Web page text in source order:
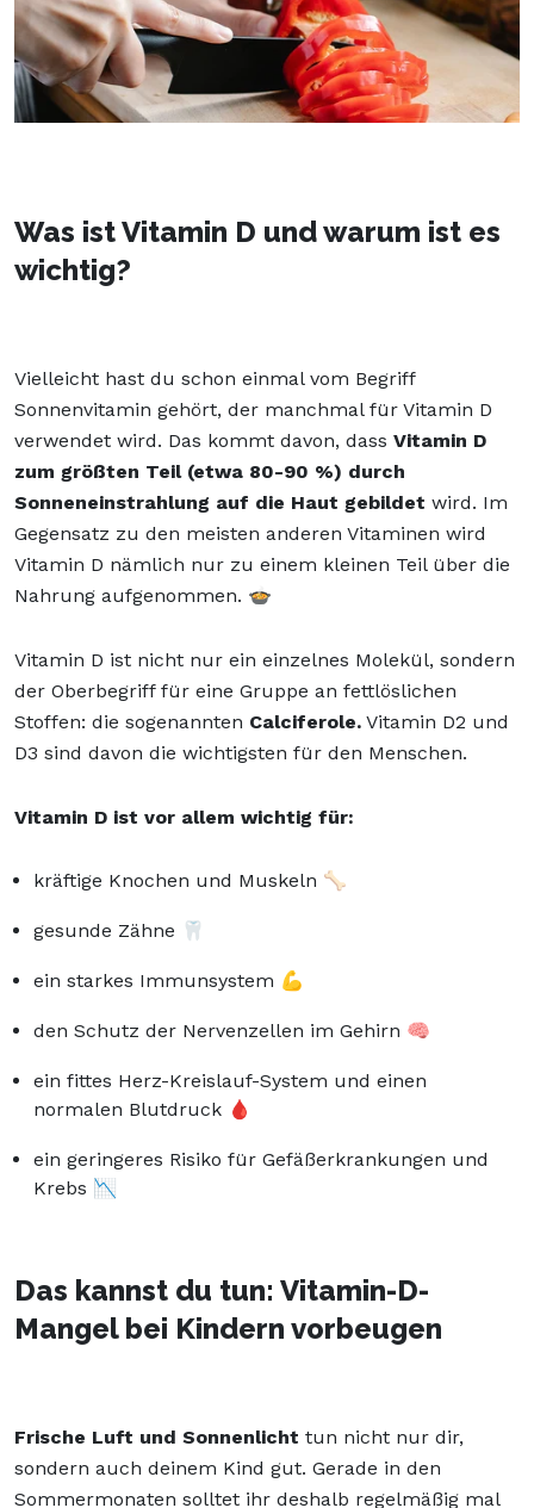
Was ist Vitamin D und warum ist es
wichtig?
Vielleicht hast du schon einmal vom Begriff
Sonnenvitamin gehört, der manchmal für Vitamin D
verwendet wird. Das kommt davon, dass Vitamin D
zum größten Teil (etwa 80-90 %) durch
Sonneneinstrahlung auf die Haut gebildet wird. Im
Gegensatz zu den meisten anderen Vitaminen wird
Vitamin D nämlich nur zu einem kleinen Teil über die
Nahrung aufgenommen. 🍲
Vitamin D ist nicht nur ein einzelnes Molekül, sondern
der Oberbegriff für eine Gruppe an fettlöslichen
Stoffen: die sogenannten Calciferole. Vitamin D2 und
D3 sind davon die wichtigsten für den Menschen.
Vitamin D ist vor allem wichtig für:
kräftige Knochen und Muskeln 🦴
gesunde Zähne 🦷
ein starkes Immunsystem 💪
den Schutz der Nervenzellen im Gehirn 🧠
ein fittes Herz-Kreislauf-System und einen
normalen Blutdruck 🩸
ein geringeres Risiko für Gefäßerkrankungen und
Krebs 📉
Das kannst du tun: Vitamin-D-
Mangel bei Kindern vorbeugen
Frische Luft und Sonnenlicht tun nicht nur dir,
sondern auch deinem Kind gut. Gerade in den
Sommermonaten solltet ihr deshalb regelmäßig mal